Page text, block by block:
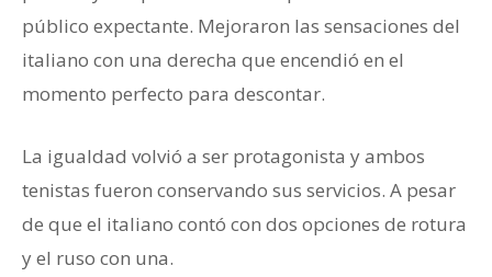
público expectante. Mejoraron las sensaciones del
italiano con una derecha que encendió en el
momento perfecto para descontar.
La igualdad volvió a ser protagonista y ambos
tenistas fueron conservando sus servicios. A pesar
de que el italiano contó con dos opciones de rotura
y el ruso con una.